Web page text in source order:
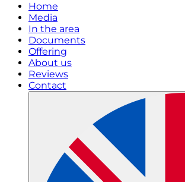
Home
Media
In the area
Documents
Offering
About us
Reviews
Contact